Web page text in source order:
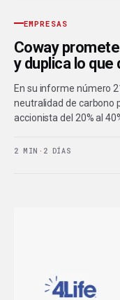
EMPRESAS
Coway
y duplica lo
En su informe número
neutralidad de carbono
accionista del 20% al
2 MIN · 2 DÍAS